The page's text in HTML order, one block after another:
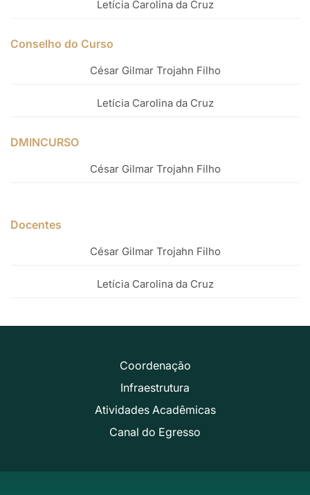
Letícia Carolina da Cruz
Conselho do Curso
César Gilmar Trojahn Filho
Letícia Carolina da Cruz
DMINCURSO
César Gilmar Trojahn Filho
Docentes
César Gilmar Trojahn Filho
Letícia Carolina da Cruz
Coordenação
Infraestrutura
Atividades Acadêmicas
Canal do Egresso